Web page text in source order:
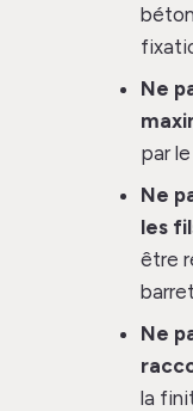
Ne
par
Ne
les
être
Ne
la